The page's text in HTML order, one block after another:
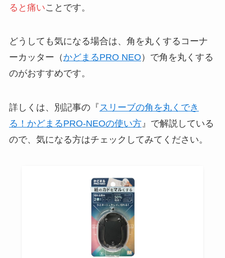
ると痛いことです。
どうしても気になる場合は、角を丸くするコーナ
ーカッター（かどまるPRO NEO ）で角を丸くする
のがおすすめです。
詳しくは、別記事の『スリーブの角を丸くでき
る！かどまるPRO-NEOの使い方』で解説している
ので、気になる方はチェックしてみてください。